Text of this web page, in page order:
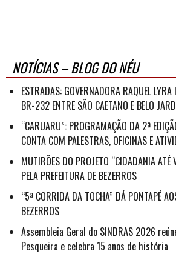
NOTÍCIAS – BLOG DO NÉU
ESTRADAS: GOVERNADORA RAQUEL
BR-232 ENTRE SÃO CAETANO E BELO
“CARUARU”: PROGRAMAÇÃO DA 2ª
CONTA COM PALESTRAS, OFICINAS E
MUTIRÕES DO PROJETO “CIDADANIA ATÉ
PELA PREFEITURA DE BEZERROS
“5ª CORRIDA DA TOCHA” DÁ PONTAPÉ
BEZERROS
Assembleia Geral do SINDRAS 2026
Pesqueira e celebra 15 anos de história